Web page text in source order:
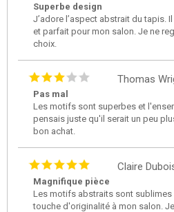
Superbe design
J’adore l’aspect abstrait du tapis.
et parfait pour mon salon. Je ne
choix.
Thomas
Pas mal
Les motifs sont superbes et
pensais juste qu'il serait un peu
bon achat.
Claire
Magnifique pièce
Les motifs abstraits sont sublimes
touche d'originalité à mon salon.